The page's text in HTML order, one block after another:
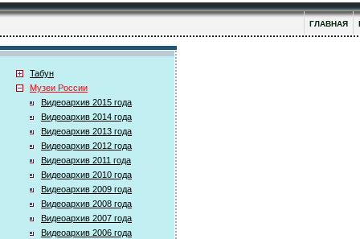
ГЛАВНАЯ
Табун
Музеи России
Видеоархив 2015 года
Видеоархив 2014 года
Видеоархив 2013 года
Видеоархив 2012 года
Видеоархив 2011 года
Видеоархив 2010 года
Видеоархив 2009 года
Видеоархив 2008 года
Видеоархив 2007 года
Видеоархив 2006 года